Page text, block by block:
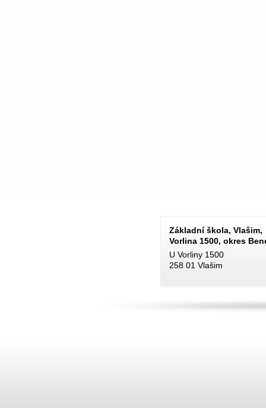
Základní škola, Vlašim,
Vorlina 1500, okres
U Vorliny 1500
258 01 Vlašim